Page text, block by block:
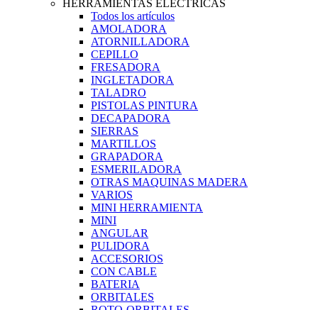
HERRAMIENTAS ELÉCTRICAS
Todos los artículos
AMOLADORA
ATORNILLADORA
CEPILLO
FRESADORA
INGLETADORA
TALADRO
PISTOLAS PINTURA
DECAPADORA
SIERRAS
MARTILLOS
GRAPADORA
ESMERILADORA
OTRAS MAQUINAS MADERA
VARIOS
MINI HERRAMIENTA
MINI
ANGULAR
PULIDORA
ACCESORIOS
CON CABLE
BATERIA
ORBITALES